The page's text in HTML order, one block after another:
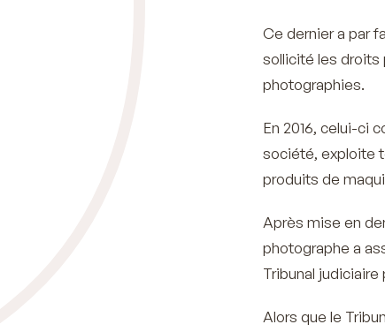
Ce dernier a par
sollicité les droits
photographies.
En 2016, celui-ci
société, exploite
produits de
Après mise en
photographe a
Tribunal
Alors que le